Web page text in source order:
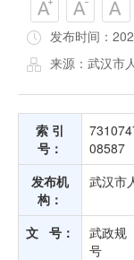
发布时间：
来源：武汉市
索 引
号：
08587
发布机
构：
武汉市
文 号：
武政规
号